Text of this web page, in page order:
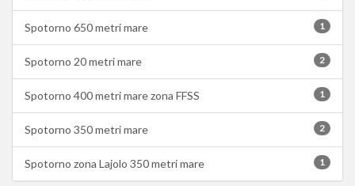
1
Spotorno 650 metri mare
2
Spotorno 20 metri mare
1
Spotorno 400 metri mare zona FFSS
2
Spotorno 350 metri mare
1
Spotorno zona Lajolo 350 metri mare